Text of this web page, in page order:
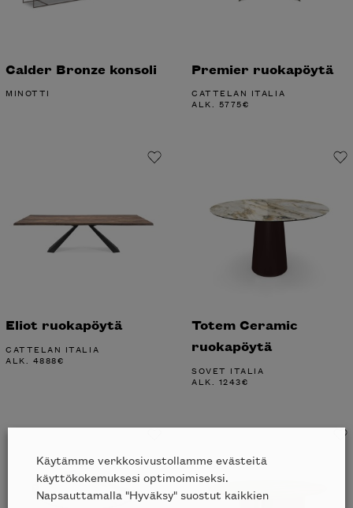
Calder Bronze konsoli
MINOTTI
Premier ruokapöytä
CATTELAN ITALIA
ALK. 5775€
Eliot ruokapöytä
CATTELAN ITALIA
ALK. 4888€
Totem Ceramic
ruokapöytä
SOVET ITALIA
ALK. 1243€
Käytämme verkkosivustollamme evästeitä
käyttökokemuksesi optimoimiseksi.
Napsauttamalla "Hyväksy" suostut kaikkien